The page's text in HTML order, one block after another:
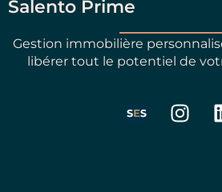
Salento Prime
Gestion immobilière
libérer tout le potentiel de
I
n